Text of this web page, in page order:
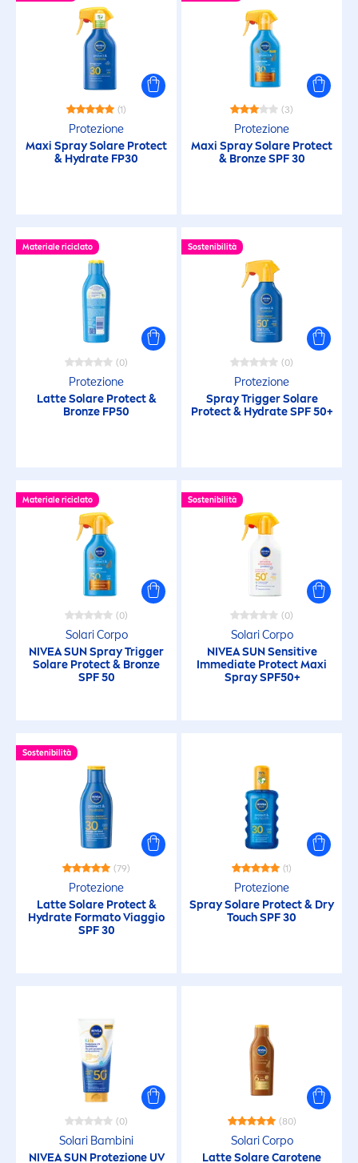
Octocrylene
Oli Minerali
Oxybenzone
TIPO DI PELLE
Pelle chiara
Pelle dei bambini
Pelle grassa
Pelle mista
Pelle normale
Pelle sensibile
Pelle sensibile dei bambini
FILTRI SELEZIONATI
(1)
Protezione
Maxi Spray Solare Protect
& Hydrate FP30
(3)
Protezione
Maxi Spray Solare Protect
& BronzeSPF 30
Materiale riciclato
(0)
Protezione
Latte Solare Protect&
Bronze FP50
Sostenibilità
(0)
Protezione
Spray Trigger Solare
Protect& Hydrate SPF 50+
Materiale riciclato
(0)
Solari Corpo
NIVEASUNSpray Trigger
Solare Protect& Bronze
SPF 50
Sostenibilità
(0)
Solari Corpo
NIVEA SUN Sensitive
Immediate ProtectMaxi
Spray SPF50+
Sostenibilità
(79)
Protezione
Latte Solare Protect&
Hydrate Formato Viaggio
SPF 30
(1)
Protezione
Spray Solare Protect& Dry
Touch SPF 30
(0)
Solari Bambini
NIVEA SUNProtezione UV
(80)
Solari Corpo
Latte Solare Carotene